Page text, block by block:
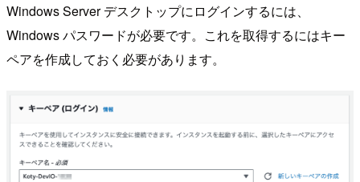
Windows Server デスクトップにログインするには、
Windows パスワードが必要です。これを取得するにはキー
ペアを作成しておく必要があります。